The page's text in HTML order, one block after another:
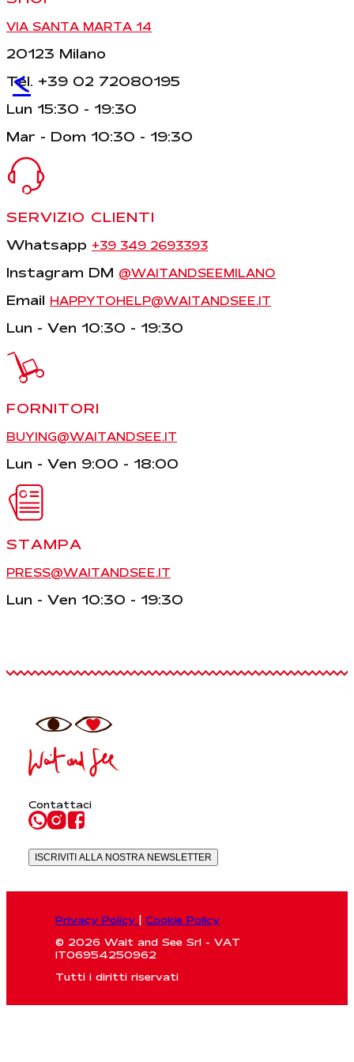
<
VIA SANTA MARTA 14
20123 Milano
Tel. +39 02 72080195
Lun 15:30 - 19:30
Mar - Dom 10:30 - 19:30
SERVIZIO CLIENTI
Whatsapp +39 349 2693393
Instagram DM @WAITANDSEEMILANO
Email HAPPYTOHELP@WAITANDSEE.IT
Lun - Ven 10:30 - 19:30
FORNITORI
BUYING@WAITANDSEE.IT
Lun - Ven 9:00 - 18:00
STAMPA
PRESS@WAITANDSEE.IT
Lun - Ven 10:30 - 19:30
Contattaci
ISCRIVITI ALLA NOSTRA NEWSLETTER
Privacy Policy
Cookie Policy
© 2026 Wait and See Srl - VAT
IT06954250962
Tutti i diritti riservati